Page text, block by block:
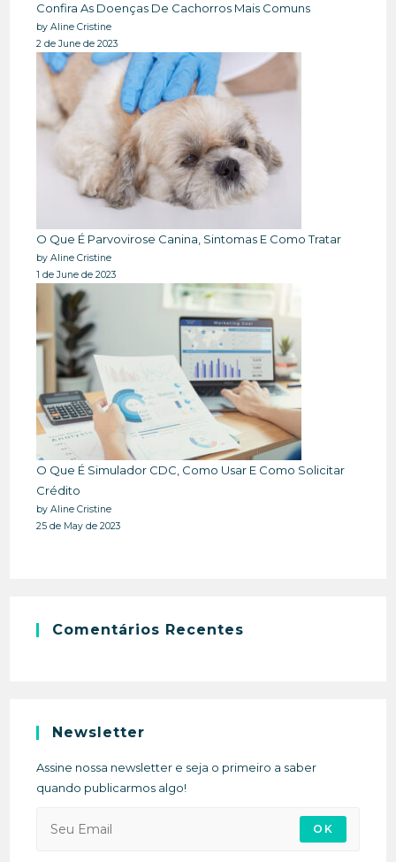
Confira As Doenças De Cachorros Mais Comuns
by Aline Cristine
2 de June de 2023
O Que É Parvovirose Canina, Sintomas E Como Tratar
by Aline Cristine
1 de June de 2023
O Que É Simulador CDC, Como Usar E Como Solicitar
Crédito
by Aline Cristine
25 de May de 2023
Comentários Recentes
Newsletter
Assine nossa newsletter e seja o primeiro a saber
quando publicarmos algo!
OK